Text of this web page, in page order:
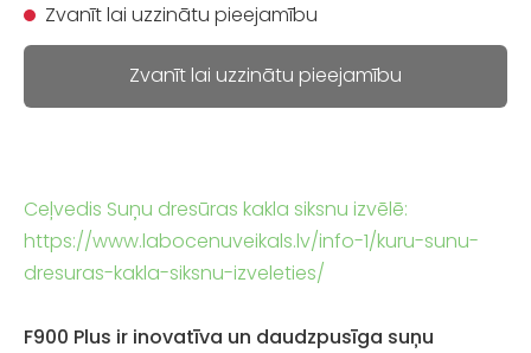
Zvanīt lai uzzinātu pieejamību
Zvanīt lai uzzinātu pieejamību
Ceļvedis Suņu dresūras kakla siksnu izvēlē:
https://www.labocenuveikals.lv/info-1/kuru-sunu-
dresuras-kakla-siksnu-izveleties/
F900 Plus ir inovatīva un daudzpusīga suņu